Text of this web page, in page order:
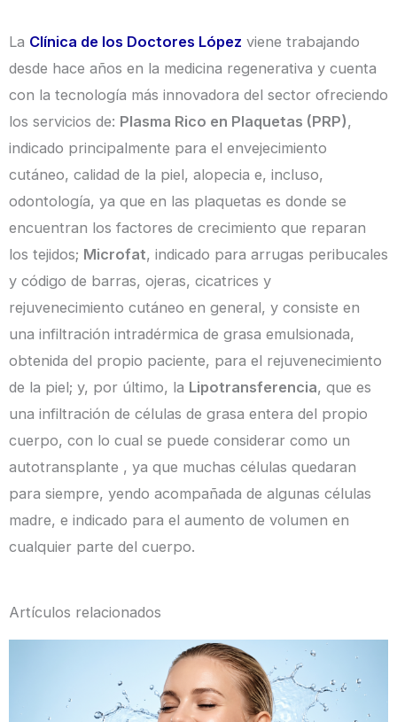
La Clínica de los Doctores López viene trabajando
desde hace años en la medicina regenerativa y cuenta
con la tecnología más innovadora del sector ofreciendo
los servicios de: Plasma Rico en Plaquetas (PRP),
indicado principalmente para el envejecimiento
cutáneo, calidad de la piel, alopecia e, incluso,
odontología, ya que en las plaquetas es donde se
encuentran los factores de crecimiento que reparan
los tejidos; Microfat, indicado para arrugas peribucales
y código de barras, ojeras, cicatrices y
rejuvenecimiento cutáneo en general, y consiste en
una infiltración intradérmica de grasa emulsionada,
obtenida del propio paciente, para el rejuvenecimiento
de la piel; y, por último, la Lipotransferencia, que es
una infiltración de células de grasa entera del propio
cuerpo, con lo cual se puede considerar como un
autotransplante , ya que muchas células quedaran
para siempre, yendo acompañada de algunas células
madre, e indicado para el aumento de volumen en
cualquier parte del cuerpo.
Artículos relacionados